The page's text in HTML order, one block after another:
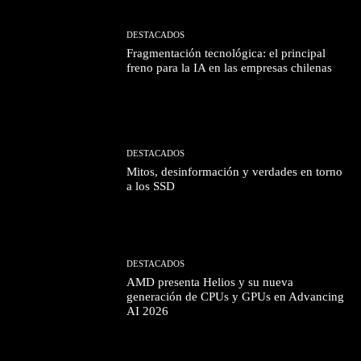
DESTACADOS
Fragmentación tecnológica: el principal
freno para la IA en las empresas chilenas
DESTACADOS
Mitos, desinformación y verdades en torno
a los SSD
DESTACADOS
AMD presenta Helios y su nueva
generación de CPUs y GPUs en Advancing
AI 2026